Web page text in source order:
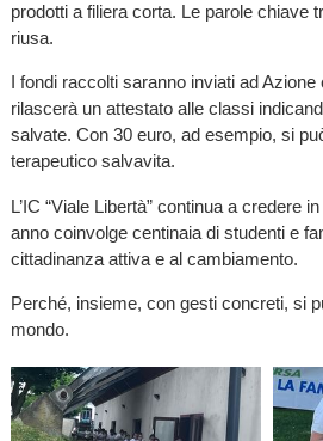
prodotti a filiera corta. Le parole chiave
riusa.
I fondi raccolti saranno inviati ad
rilascerà un attestato alle classi
salvate. Con 30 euro, ad esempio, si
terapeutico salvavita.
L’IC “Viale Libertà” continua a credere
anno coinvolge centinaia di studenti e
cittadinanza attiva e al cambiamento.
Perché, insieme, con gesti concreti, si
mondo.